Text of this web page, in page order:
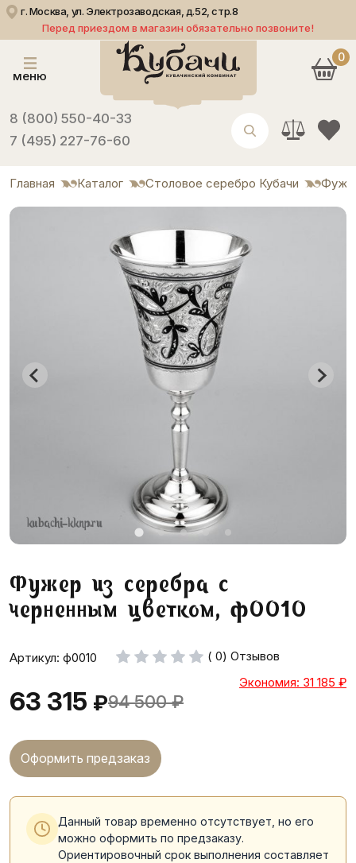
г. Москва, ул. Электрозаводская, д.52, стр.8
Перед приездом в магазин обязательно позвоните!
меню
8 (800) 550-40-33
7 (495) 227-76-60
0
Главная Каталог Столовое серебро Кубачи
Фужер из серебра с
черненным цветком, ф0010
Артикул: ф0010 ( 0) Отзывов
63 315 ₽94 500 ₽
Экономия: 31 185 ₽
Оформить предзаказ
Данный товар временно отсутствует, но его
можно оформить по предзаказу.
Ориентировочный срок выполнения составляет